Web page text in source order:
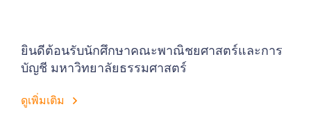
ยินดีต้อนรับนักศึกษาคณะพาณิชยศาสตร์และการ
บัญชี มหาวิทยาลัยธรรมศาสตร์
ดูเพิ่มเติม